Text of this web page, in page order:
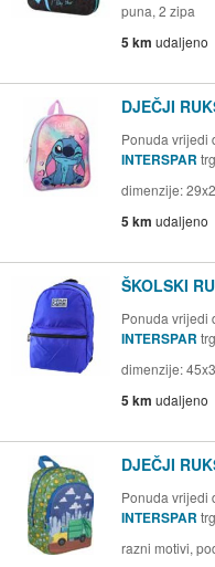
puna, 2 zipa
5 km udaljeno
DJEČJI
Ponuda vrijedi
INTERSPAR
dimenzije:
5 km udaljeno
ŠKOLSKI
Ponuda vrijedi
INTERSPAR
dimenzije:
5 km udaljeno
DJEČJI
Ponuda vrijedi
INTERSPAR
razni motivi,